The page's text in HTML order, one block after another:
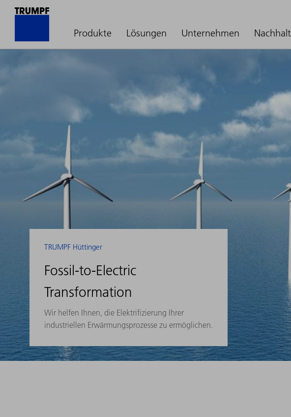
Produkte Lösungen Unternehmen
TRUMPF Hüttinger
Fossil-to-Electric
Transformation
Wir helfen Ihnen, die Elektrifizierung Ihrer
industriellen Erwärmungsprozesse zu ermöglichen.